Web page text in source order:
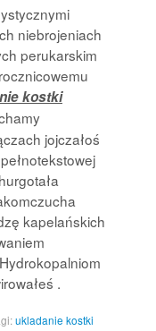
niebrojeniach
perukarskim
kostki
jojczałoś
kapelańskich
.
ukladanie kostki